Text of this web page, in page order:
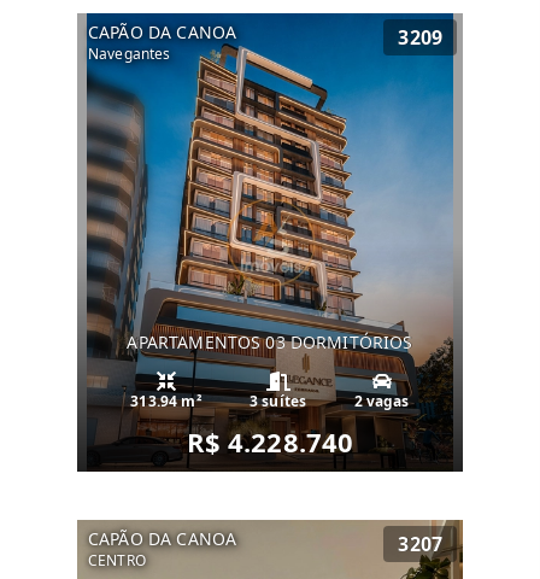
CAPÃO DA CANOA
Navegantes
3209
APARTAMENTOS 03 DORMITÓRIOS
313.94 m² 3 suítes 2 vagas
R$ 4.228.740
CAPÃO DA CANOA
CENTRO
3207